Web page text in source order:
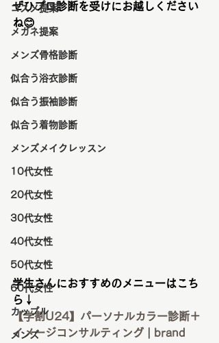
コスメ提案
メガネ提案
メンズ骨格診断
似合う浴衣診断
似合う振袖診断
似合う着物診断
メンズメイクレッスン
10代女性
20代女性
30代女性
40代女性
50代女性
60代女性
カップル
メンズ
ぜひプロ診断を受けにお越しください
ね😊
学生さんにおすすめのメニューはこち
ら↓
【学割U24】パーソナルカラー診断＋
イメージコンサルティング | brand